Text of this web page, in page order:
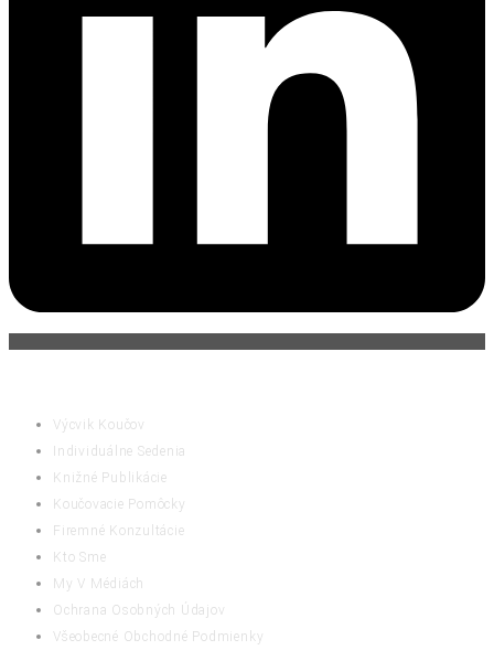
Výcvik Koučov
Individuálne Sedenia
Knižné Publikácie
Koučovacie Pomôcky
Firemné Konzultácie
Kto Sme
My V Médiách
Ochrana Osobných Údajov
Všeobecné Obchodné Podmienky